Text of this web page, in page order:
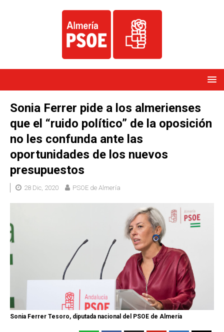
Sonia Ferrer pide a los almerienses
que el “ruido político” de la oposición
no les confunda ante las
oportunidades de los nuevos
presupuestos
28 Dic, 2020 PSOE de Almería
Sonia Ferrer Tesoro, diputada nacional del PSOE de Almería